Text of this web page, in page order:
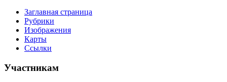
Заглавная страница
Рубрики
Изображения
Карты
Ссылки
Участникам